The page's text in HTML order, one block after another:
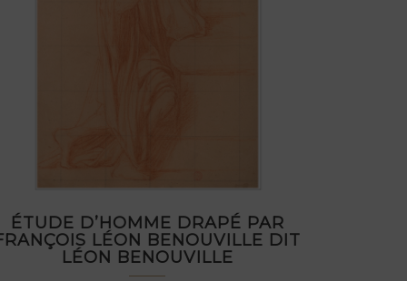
ÉTUDE D’HOMME DRAPÉ PAR
LÉON BENOUVILLE DIT
LÉON BENOUVILLE